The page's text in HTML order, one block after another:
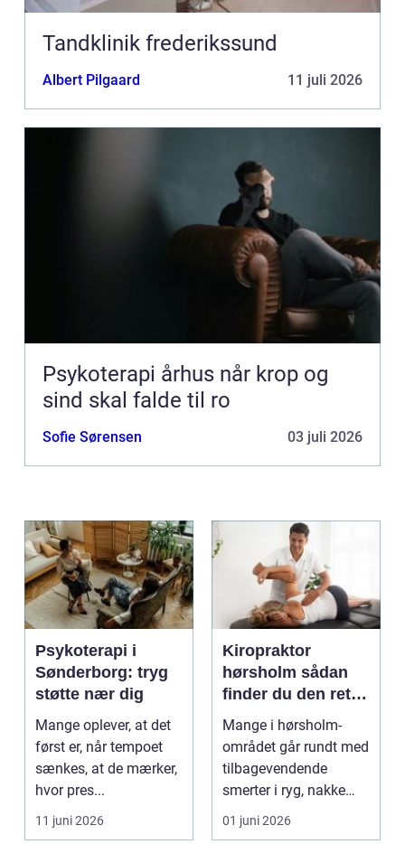
Tandklinik frederikssund
Albert Pilgaard 11 juli 2026
Psykoterapi århus når krop og
sind skal falde til ro
Sofie Sørensen 03 juli 2026
Psykoterapi i
Sønderborg: tryg
støtte nær dig
Mange oplever, at det
først er, når tempoet
sænkes, at de mærker,
hvor pres...
11 juni 2026
Kiropraktor
hørsholm sådan
finder du den rette
behandling i
nordsjælland
Mange i hørsholm-
området går rundt med
tilbagevendende
smerter i ryg, nakke
eller hoved uden at få
d...
01 juni 2026